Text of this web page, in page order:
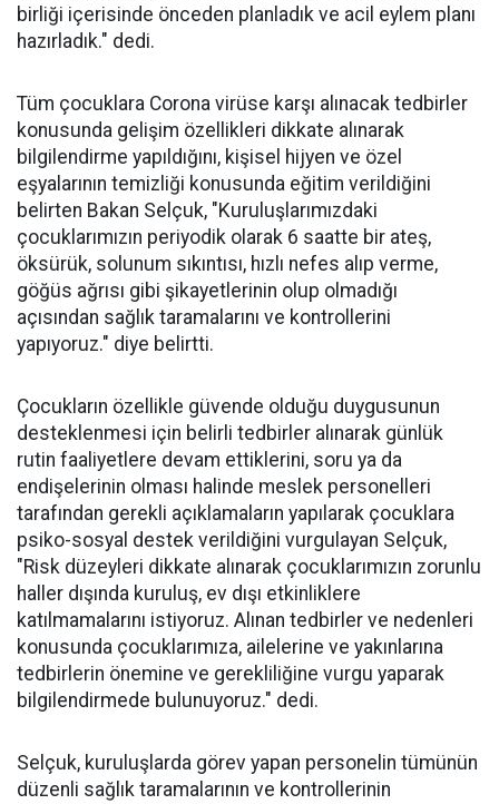
birliği içerisinde önceden planladık ve acil eylem planı
hazırladık." dedi.
Tüm çocuklara Corona virüse karşı alınacak tedbirler
konusunda gelişim özellikleri dikkate alınarak
bilgilendirme yapıldığını, kişisel hijyen ve özel
eşyalarının temizliği konusunda eğitim verildiğini
belirten Bakan Selçuk, "Kuruluşlarımızdaki
çocuklarımızın periyodik olarak 6 saatte bir ateş,
öksürük, solunum sıkıntısı, hızlı nefes alıp verme,
göğüs ağrısı gibi şikayetlerinin olup olmadığı
açısından sağlık taramalarını ve kontrollerini
yapıyoruz." diye belirtti.
Çocukların özellikle güvende olduğu duygusunun
desteklenmesi için belirli tedbirler alınarak günlük
rutin faaliyetlere devam ettiklerini, soru ya da
endişelerinin olması halinde meslek personelleri
tarafından gerekli açıklamaların yapılarak çocuklara
psiko-sosyal destek verildiğini vurgulayan Selçuk,
"Risk düzeyleri dikkate alınarak çocuklarımızın zorunlu
haller dışında kuruluş, ev dışı etkinliklere
katılmamalarını istiyoruz. Alınan tedbirler ve nedenleri
konusunda çocuklarımıza, ailelerine ve yakınlarına
tedbirlerin önemine ve gerekliliğine vurgu yaparak
bilgilendirmede bulunuyoruz." dedi.
Selçuk, kuruluşlarda görev yapan personelin tümünün
düzenli sağlık taramalarının ve kontrollerinin